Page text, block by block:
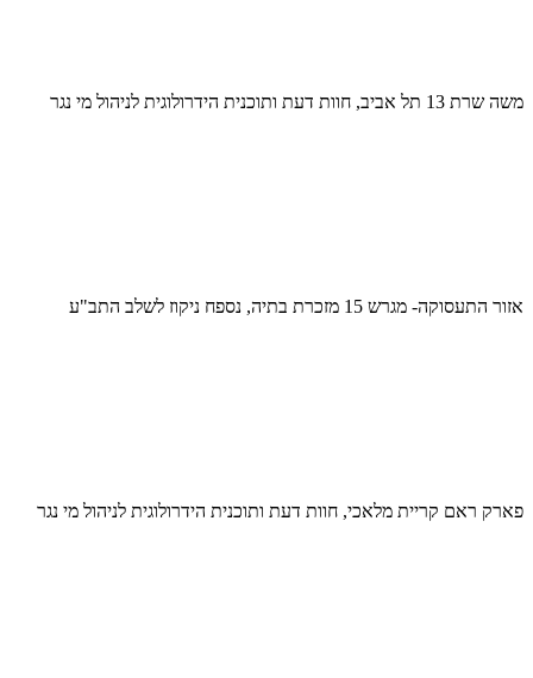
משה שרת 13 תל אביב, חוות דעת ותוכנית הידרולוגית לניהול מי נגר
אזור התעסוקה- מגרש 15 מזכרת בתיה, נספח ניקוז לשלב התב"ע
פארק ראם קריית מלאכי, חוות דעת ותוכנית הידרולוגית לניהול מי נגר